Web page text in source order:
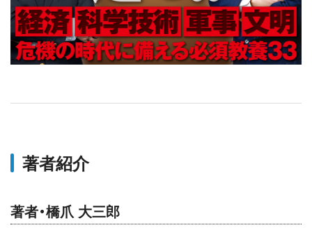
著者紹介
著者・橋爪 大三郎